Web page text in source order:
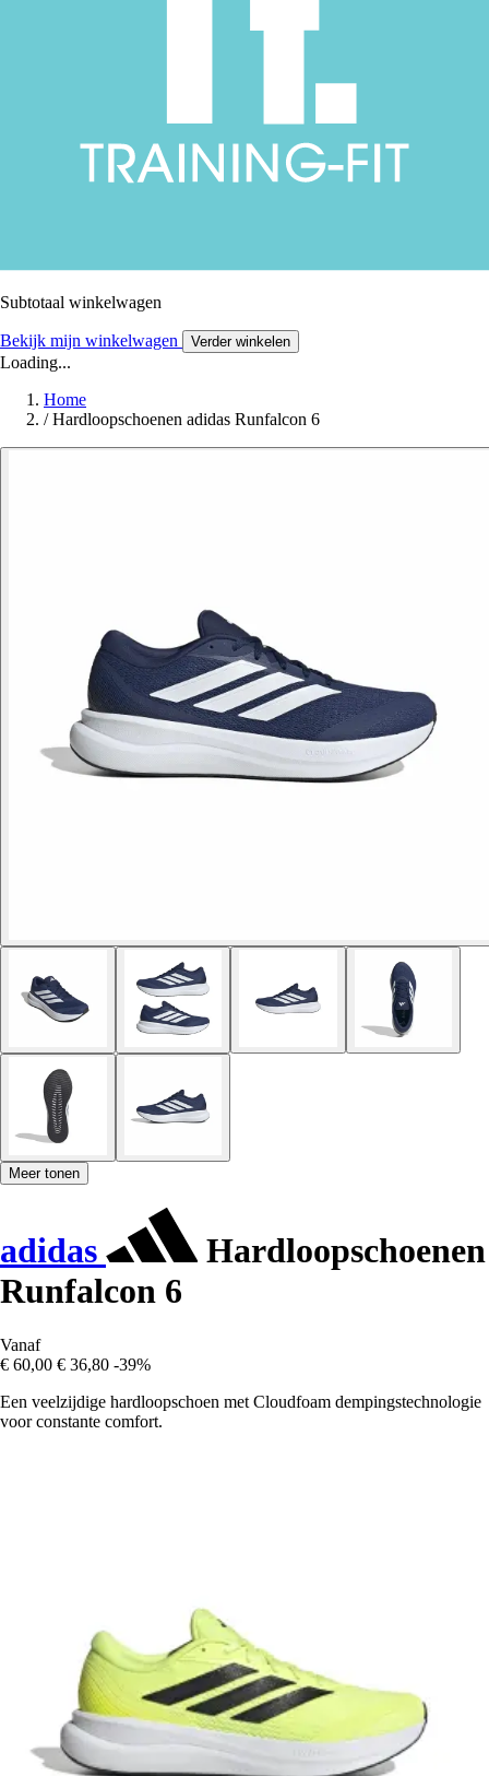
Subtotaal winkelwagen
Bekijk mijn winkelwagen Verder winkelen
Loading...
Home
/ Hardloopschoenen adidas Runfalcon 6
Meer tonen
adidas
Hardloopschoenen
Runfalcon 6
Vanaf
€ 60,00 € 36,80 -39%
Een veelzijdige hardloopschoen met Cloudfoam dempingstechnologie
voor constante comfort.